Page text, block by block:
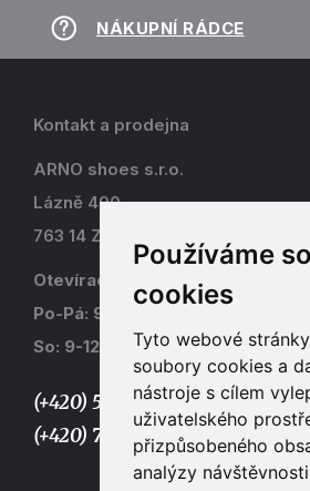
Používáme
cookies
Tyto webové
soubory cookies a
nástroje s cílem
uživatelského
přizpůsobeného
analýzy
NÁKUPNÍ RÁDCE
Kontakt a prodejna
ARNO shoes s.r.o.
Lázně 490
763 14 Zlín - Kostelec
Otevírací doba
Po-Pá: 9-17
So: 9-12
(+420) 577 915 036,
(+420) 773 667 390